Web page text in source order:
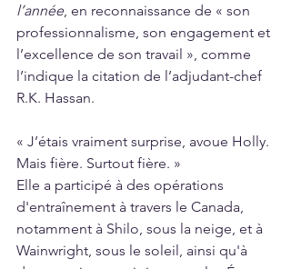
l’année, en reconnaissance de « son
professionnalisme, son engagement et
l’excellence de son travail », comme
l’indique la citation de l’adjudant-chef
R.K. Hassan.
« J’étais vraiment surprise, avoue Holly.
Mais fière. Surtout fière. »
Elle a participé à des opérations
d'entraînement à travers le Canada,
notamment à Shilo, sous la neige, et à
Wainwright, sous le soleil, ainsi qu'à